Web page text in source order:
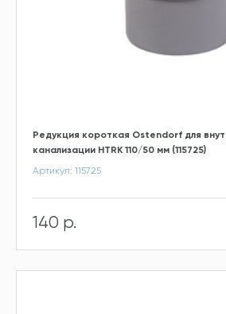
Редукция короткая Ostendorf для
канализации HTRК 110/50 мм (115725)
Артикул: 115725
140 р.